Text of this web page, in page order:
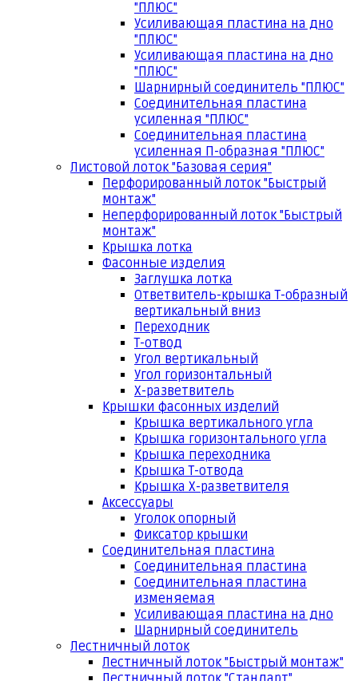
"ПЛЮС"
Усиливающая пластина на дно
"ПЛЮС"
Усиливающая пластина на дно
"ПЛЮС"
Шарнирный соединитель "ПЛЮС"
Соединительная пластина
усиленная "ПЛЮС"
Соединительная пластина
усиленная П-образная "ПЛЮС"
Листовой лоток "Базовая серия"
Перфорированный лоток "Быстрый
монтаж"
Неперфорированный лоток "Быстрый
монтаж"
Крышка лотка
Фасонные изделия
Заглушка лотка
Ответвитель-крышка Т-образный
вертикальный вниз
Переходник
Т-отвод
Угол вертикальный
Угол горизонтальный
Х-разветвитель
Крышки фасонных изделий
Крышка вертикального угла
Крышка горизонтального угла
Крышка переходника
Крышка Т-отвода
Крышка Х-разветвителя
Аксессуары
Уголок опорный
Фиксатор крышки
Соединительная пластина
Соединительная пластина
Соединительная пластина
изменяемая
Усиливающая пластина на дно
Шарнирный соединитель
Лестничный лоток
Лестничный лоток "Быстрый монтаж"